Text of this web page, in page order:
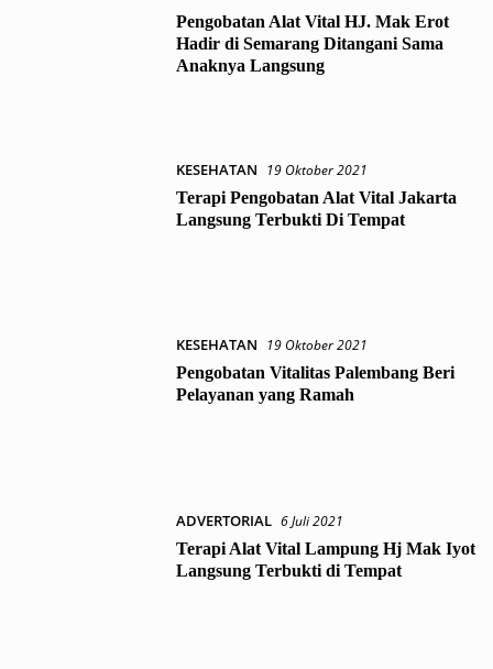
Pengobatan Alat Vital HJ. Mak Erot
Hadir di Semarang Ditangani Sama
Anaknya Langsung
KESEHATAN
19 Oktober 2021
Terapi Pengobatan Alat Vital Jakarta
Langsung Terbukti Di Tempat
KESEHATAN
19 Oktober 2021
Pengobatan Vitalitas Palembang Beri
Pelayanan yang Ramah
ADVERTORIAL 6 Juli 2021
Terapi Alat Vital Lampung Hj Mak Iyot
Langsung Terbukti di Tempat